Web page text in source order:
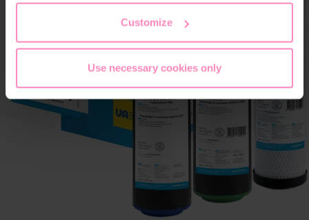
Customize
Use necessary cookies only